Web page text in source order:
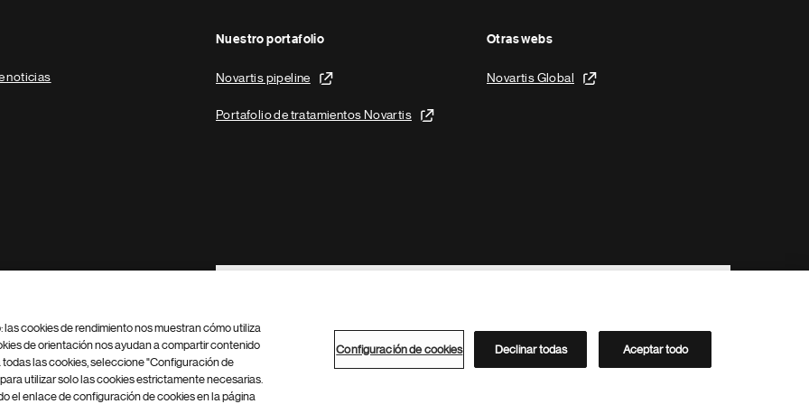
noticias
Nuestro portafolio
Novartis pipeline
Portafolio de tratamientos Novartis
Otras webs
Novartis Global
Footer Site Search
Configuración de cookies Mapa del sitio
Directorio de Novartis
cookies de rendimiento nos muestran cómo utiliza
de orientación nos ayudan a compartir contenido
las cookies, seleccione "Configuración de
utilizar solo las cookies estrictamente necesarias.
el enlace de configuración de cookies en la página
Configuración de cookies Declinar todas Aceptar todo